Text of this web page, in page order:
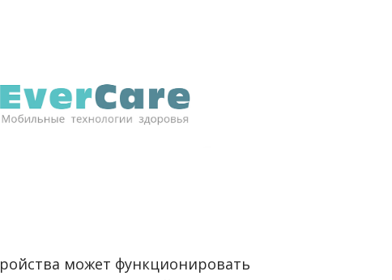
может функционировать